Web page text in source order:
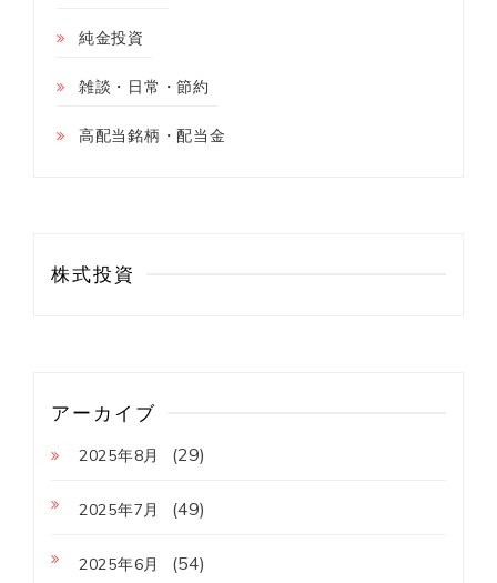
純金投資
雑談・日常・節約
高配当銘柄・配当金
株式投資
アーカイブ
2025年8月 (29)
2025年7月 (49)
2025年6月 (54)